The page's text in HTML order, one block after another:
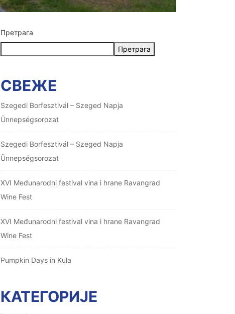
Претрага
Претрага
СВЕЖЕ
Szegedi Borfesztivál – Szeged Napja
Ünnepségsorozat
Szegedi Borfesztivál – Szeged Napja
Ünnepségsorozat
XVI Međunarodni festival vina i hrane Ravangrad
Wine Fest
XVI Međunarodni festival vina i hrane Ravangrad
Wine Fest
Pumpkin Days in Kula
КАТЕГОРИЈЕ